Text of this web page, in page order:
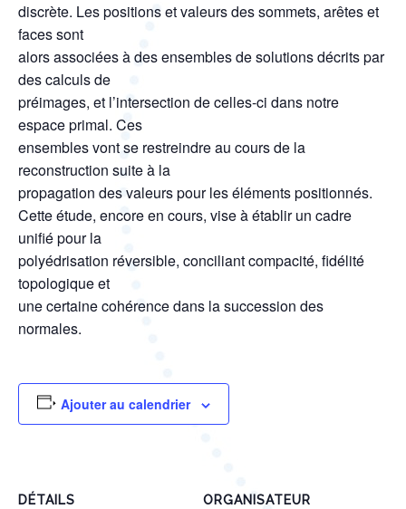
discrète. Les positions et valeurs des sommets, arêtes et
faces sont
alors associées à des ensembles de solutions décrits par
des calculs de
préimages, et l’intersection de celles-ci dans notre
espace primal. Ces
ensembles vont se restreindre au cours de la
reconstruction suite à la
propagation des valeurs pour les éléments positionnés.
Cette étude, encore en cours, vise à établir un cadre
unifié pour la
polyédrisation réversible, conciliant compacité, fidélité
topologique et
une certaine cohérence dans la succession des
normales.
Ajouter au calendrier
DÉTAILS ORGANISATEUR